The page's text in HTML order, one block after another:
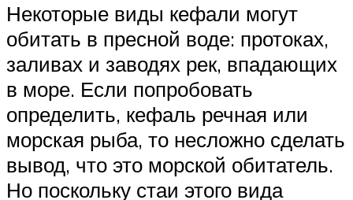
Некоторые виды кефали могут
обитать в пресной воде: протоках,
заливах и заводях рек, впадающих
в море. Если попробовать
определить, кефаль речная или
морская рыба, то несложно сделать
вывод, что это морской обитатель.
Но поскольку стаи этого вида